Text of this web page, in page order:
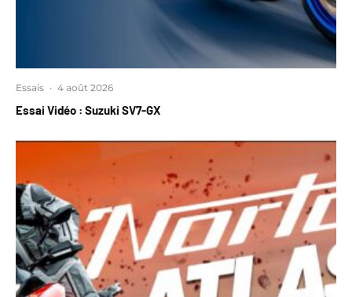
Essais · 4 août 2026
Essai Vidéo : Suzuki SV7-GX